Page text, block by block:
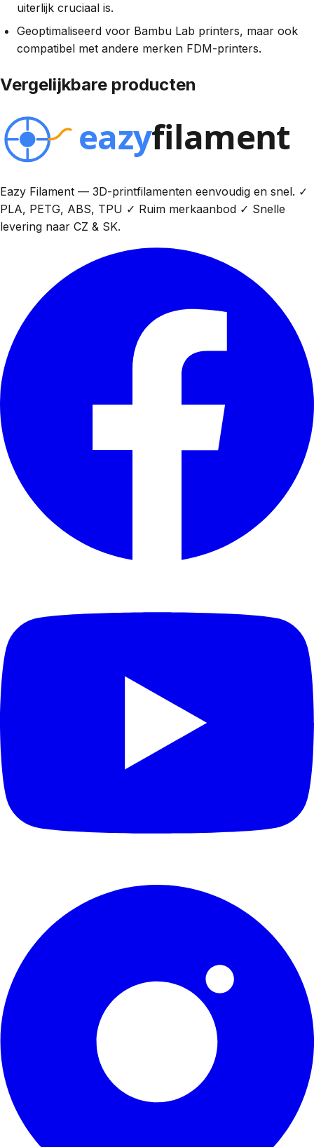
uiterlijk cruciaal is.
Geoptimaliseerd voor Bambu Lab printers, maar ook
compatibel met andere merken FDM-printers.
Vergelijkbare producten
Eazy Filament — 3D-printfilamenten eenvoudig en snel. ✓
PLA, PETG, ABS, TPU ✓ Ruim merkaanbod ✓ Snelle
levering naar CZ & SK.